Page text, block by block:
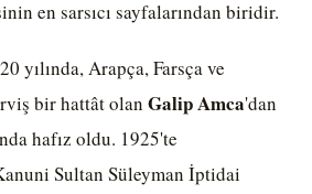
en sarsıcı sayfalarından biridir.
yılında, Arapça, Farsça ve
bir hattât olan Galip Amca'dan
hafız oldu. 1925'te
Sultan Süleyman İptidai